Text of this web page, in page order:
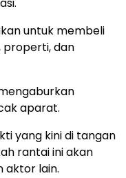
untuk membeli
properti, dan
aparat.
yang kini di tangan
rantai ini akan
aktor lain.